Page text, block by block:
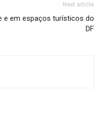
Next article
e em espaços turísticos do
DF